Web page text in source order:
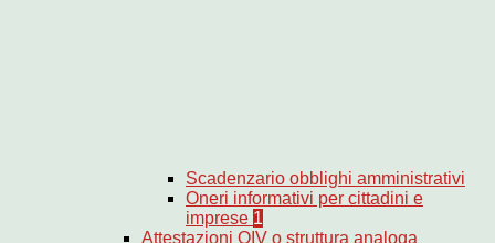
Scadenzario obblighi amministrativi
Oneri informativi per cittadini e
imprese 1
Attestazioni OIV o struttura analoga